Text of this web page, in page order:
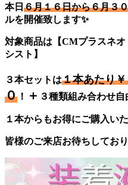
本日 ６月１６日から６月３
ルを開催致します✨
対象商品は【CMプラスネ
シスト】
３本セットは１本あたり
０ ！ ＋ ３種類組み合わせ自
１本からもお得にご購入い
皆様のご来店お待ちしており